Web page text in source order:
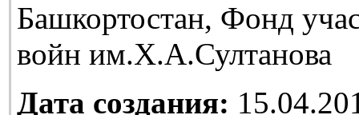
Башкортостан, Фонд
войн им.Х.А.Султанова
Дата создания: